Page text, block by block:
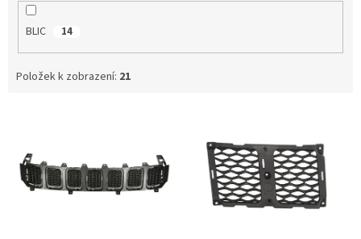
BLIC 14
Položek k zobrazení: 21